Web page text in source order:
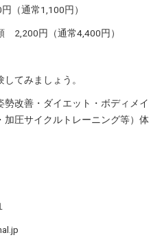
（通常1,100円）
2,200円（通常4,400円）
てみましょう。
勢改善・ダイエット・ボディメイ
加圧サイクルトレーニング等）体